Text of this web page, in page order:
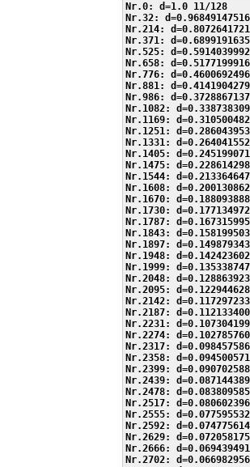
Nr.0: d=1.0 11/128
Nr.32:
Nr.214:
Nr.371:
Nr.525:
Nr.658:
Nr.776:
Nr.881:
Nr.986:
Nr.1082:
Nr.1169:
Nr.1251:
Nr.1331:
Nr.1405:
Nr.1475:
Nr.1544:
Nr.1608:
Nr.1670:
Nr.1730:
Nr.1787:
Nr.1843:
Nr.1897:
Nr.1948:
Nr.1999:
Nr.2048:
Nr.2095:
Nr.2142:
Nr.2187:
Nr.2231:
Nr.2274:
Nr.2317:
Nr.2358:
Nr.2399:
Nr.2439:
Nr.2478:
Nr.2517:
Nr.2555:
Nr.2592:
Nr.2629:
Nr.2666:
Nr.2702: